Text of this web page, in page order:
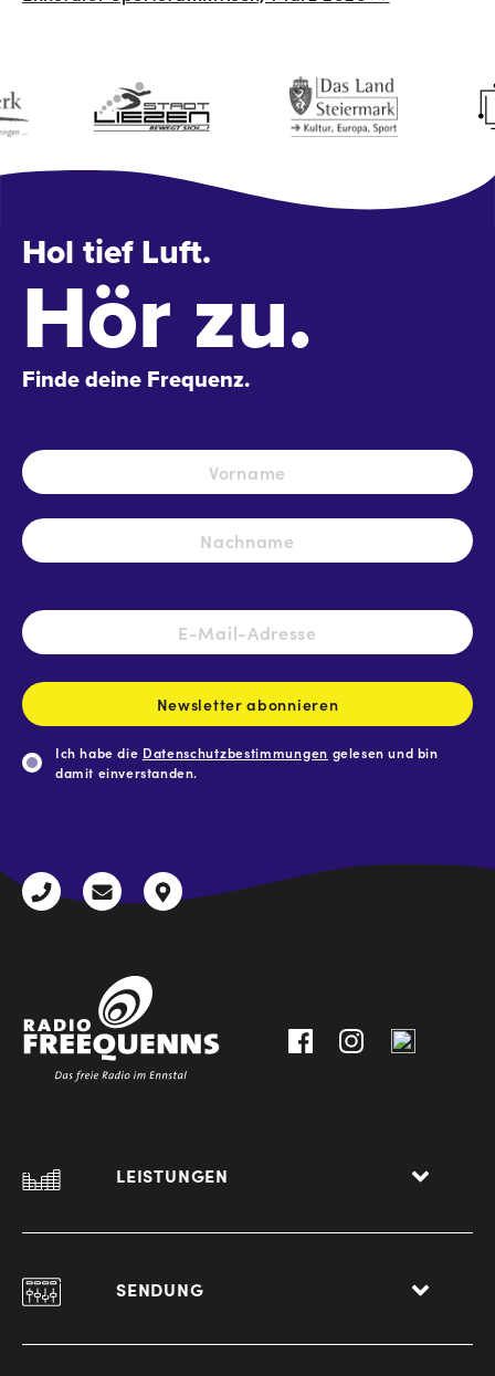
Hol tief Luft.
Hör zu.
Finde deine Frequenz.
Name *
E-
Mail-
Newsletter abonnieren
Ich habe die Datenschutzbestimmungen gelesen und bin
damit einverstanden.
+43
radio@freequenns.at
Kulturhausstraße
LEISTUNGEN
SENDUNG